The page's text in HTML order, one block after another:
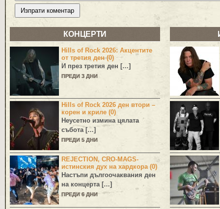
КОНЦЕРТИ
Hills of Rock 2026: Акцентите
от третия ден (0)
И през третия ден […]
ПРЕДИ 3 ДНИ
Hills of Rock 2026 ден втори –
корен и криле (0)
Неусетно измина цялата
събота […]
ПРЕДИ 5 ДНИ
REJECTION, CRO-MAGS-
истинския дух на хардкора (0)
Настъпи дългоочаквания ден
на концерта […]
ПРЕДИ 6 ДНИ